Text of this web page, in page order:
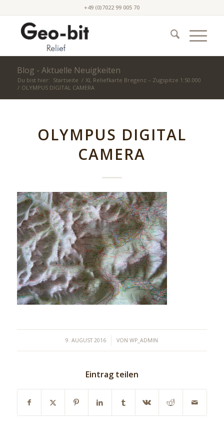
+49 (0)7022 99 005 70
Blog - Aktuelle Neuigkeiten
Du bist hier: Startseite / XL Reliefkarte Bregenz – Zugspitze 1:50.000
/ OLYMPUS DIGITAL CAMERA
OLYMPUS DIGITAL
CAMERA
9. AUGUST 2016
/ VONWP_ADMIN
Eintrag teilen